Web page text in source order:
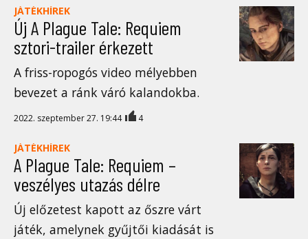
JÁTÉKHÍREK
Új A Plague Tale: Requiem
sztori-trailer érkezett
A friss-ropogós video mélyebben
bevezet a ránk váró kalandokba.
2022. szeptember 27. 19:44 4
JÁTÉKHÍREK
A Plague Tale: Requiem –
veszélyes utazás délre
Új előzetest kapott az őszre várt
játék, amelynek gyűjtői kiadását is